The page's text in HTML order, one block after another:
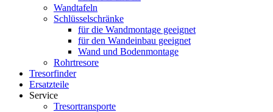
Wandtafeln
Schlüsselschränke
für die Wandmontage geeignet
für den Wandeinbau geeignet
Wand und Bodenmontage
Rohrtresore
Tresorfinder
Ersatzteile
Service
Tresortransporte